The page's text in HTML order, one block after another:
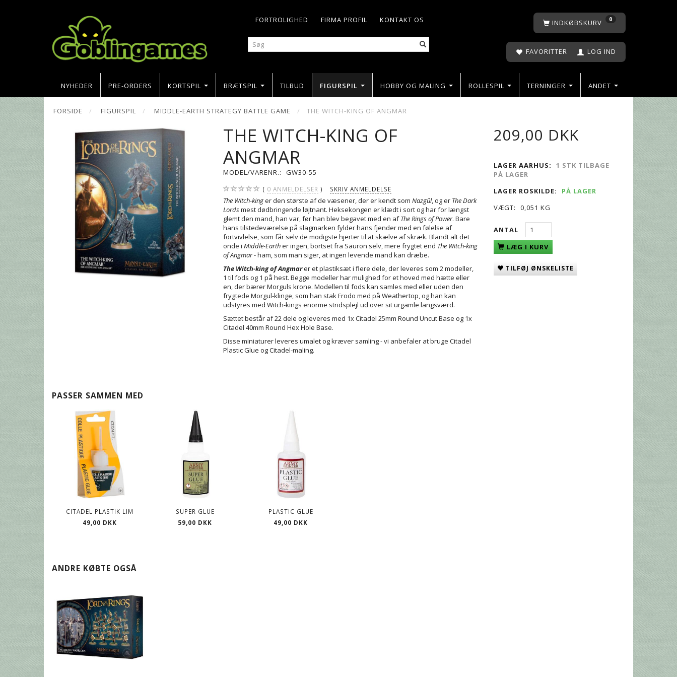
KONTAKT OS
FIRMA PROFIL
FORTROLIGHED INDKØBSKURV 0
FAVORITTER LOG IND
NYHEDER PRE-ORDERS KORTSPIL BRÆTSPIL TILBUD FIGURSPIL HOBBY OG MALING ROLLESPIL TERNINGER ANDET
FORSIDE FIGURSPIL MIDDLE-EARTH STRATEGY BATTLE GAME THE WITCH-KING OF ANGMAR
THE WITCH-KING OF
ANGMAR
MODEL/VARENR.: GW30-55
0 ANMELDELSER SKRIV ANMELDELSE
The Witch-kinger den største af de væsener, der er kendt somNazgûl, og er The Dark
Lordsmest dødbringende løjtnant. Heksekongen er klædt i sort og har for længst
glemt den mand, han var, før han blev begavet med en afThe Rings of Power. Bare
hans tilstedeværelse på slagmarken fylder hans fjender med en følelse af
fortvivlelse, som får selv de modigste hjerter til at skælve af skræk. Blandt alt det
onde iMiddle-Earther ingen, bortset fra Sauron selv, mere frygtet end The Witch-king
of Angmar- ham, som man siger, at ingen levende mand kan dræbe.
The Witch-king of Angmarer et plastiksæt i flere dele, der leveres som 2 modeller,
1 til fods og 1 på hest. Begge modeller har mulighed for et hoved med hætte eller
en, der bærer Morguls krone. Modellen til fods kan samles med eller uden den
frygtede Morgul-klinge, som han stak Frodo med på Weathertop, og han kan
udstyres med Witch-kings enorme stridsplejl ud over sit urgamle langsværd.
Sættet består af 22 dele og leveres med 1x Citadel 25mm Round Uncut Base og 1x
Citadel 40mm Round Hex Hole Base.
Disse miniaturer leveres umalet og kræver samling - vi anbefaler at bruge Citadel
Plastic Glue og Citadel-maling.
209,00 DKK
LAGER AARHUS:
1 STK TILBAGE
PÅ LAGER
LAGER ROSKILDE:
PÅ LAGER
VÆGT:
0,051 KG
ANTAL
LÆG I KURV
TILFØJ ØNSKELISTE
PASSER SAMMEN MED
CITADEL PLASTIK LIM
49,00 DKK
SUPER GLUE
59,00 DKK
PLASTIC GLUE
49,00 DKK
ANDRE KØBTE OGSÅ